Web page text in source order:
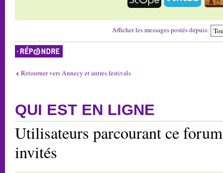
Afficher les messages postés depuis:
Répondre
Retourner vers Annecy et autres festivals
QUI EST EN LIGNE
Utilisateurs parcourant ce
invités